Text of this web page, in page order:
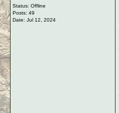
Status: Offline
Posts: 49
Date: Jul 12, 2024